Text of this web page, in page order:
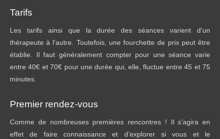
Tarifs
Les tarifs ainsi que la durée des séances varient d'un
thérapeute à l'autre. Toutefois, une fourchette de prix peut être
établie. Il faut généralement compter pour une séance varie
entre 40€ et 70€ pour une durée qui, elle, fluctue entre 45 et 75
minutes.
Premier rendez-vous
Comme de nombreuses premières rencontres ! Il s’agira en
effet de faire connaissance et d’explorer si vous et le